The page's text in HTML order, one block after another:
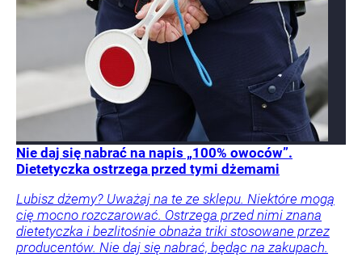
Nie daj się nabrać na napis „100% owoców”.
Dietetyczka ostrzega przed tymi dżemami
Lubisz dżemy? Uważaj na te ze sklepu. Niektóre mogą
cię mocno rozczarować. Ostrzega przed nimi znana
dietetyczka i bezlitośnie obnaża triki stosowane przez
producentów. Nie daj się nabrać, będąc na zakupach.